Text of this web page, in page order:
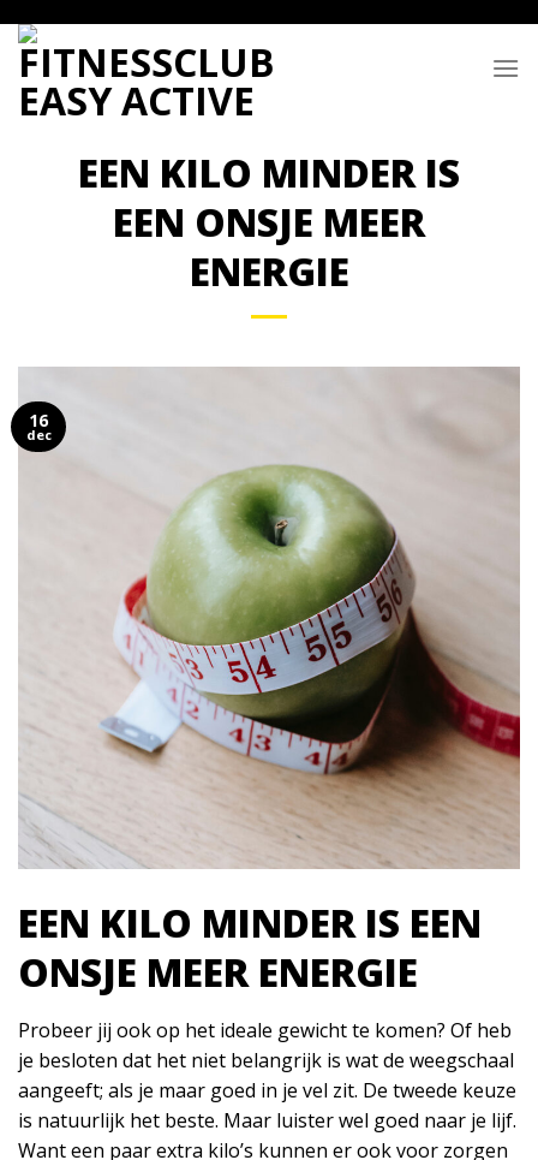
content
EEN KILO MINDER IS
EEN ONSJE MEER
ENERGIE
16
dec
EEN KILO MINDER IS EEN
ONSJE MEER ENERGIE
Probeer jij ook op het ideale gewicht te komen? Of heb
je besloten dat het niet belangrijk is wat de weegschaal
aangeeft; als je maar goed in je vel zit. De tweede keuze
is natuurlijk het beste. Maar luister wel goed naar je lijf.
Want een paar extra kilo’s kunnen er ook voor zorgen